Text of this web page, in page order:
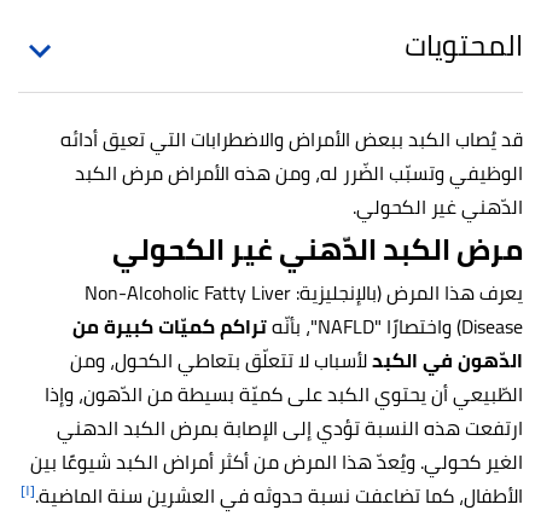
المحتويات
قد يُصاب الكبد ببعض الأمراض والاضطرابات التي تعيق أدائه
الوظيفي وتسبّب الضّرر له، ومن هذه الأمراض مرض الكبد
الدّهني غير الكحولي.
مرض الكبد الدّهني غير الكحولي
يعرف هذا المرض (بالإنجليزية: Non-Alcoholic Fatty Liver
Disease) واختصارًا "NAFLD"، بأنّه
تراكم كميّات كبيرة من
الدّهون في الكبدلأسباب لا تتعلّق بتعاطي الكحول، ومن
الطّبيعي أن يحتوي الكبد على كميّة بسيطة من الدّهون، وإذا
ارتفعت هذه النسبة تؤدي إلى الإصابة بمرض الكبد الدهني
الغير كحولي. ويُعدّ هذا المرض من أكثر أمراض الكبد شيوعًا بين
الأطفال، كما تضاعفت نسبة حدوثه في العشرين سنة الماضية.[١]